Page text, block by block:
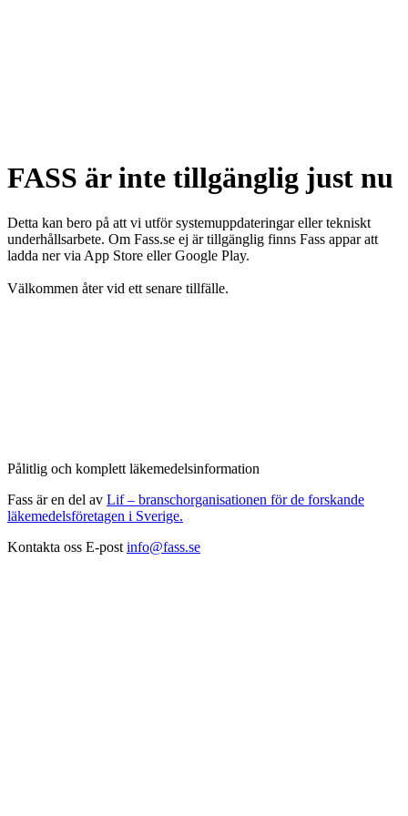
FASS är inte tillgänglig just nu
Detta kan bero på att vi utför systemuppdateringar eller tekniskt
underhållsarbete. Om Fass.se ej är tillgänglig finns Fass appar att
ladda ner via App Store eller Google Play.
Välkommen åter vid ett senare tillfälle.
Pålitlig och komplett läkemedelsinformation
Fass är en del av Lif – branschorganisationen för de forskande
läkemedelsföretagen i Sverige.
Kontakta oss E-post info@fass.se